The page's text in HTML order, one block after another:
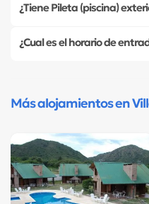
¿Tiene Pileta (piscina)
¿Cual es el horario de
Más alojamientos en